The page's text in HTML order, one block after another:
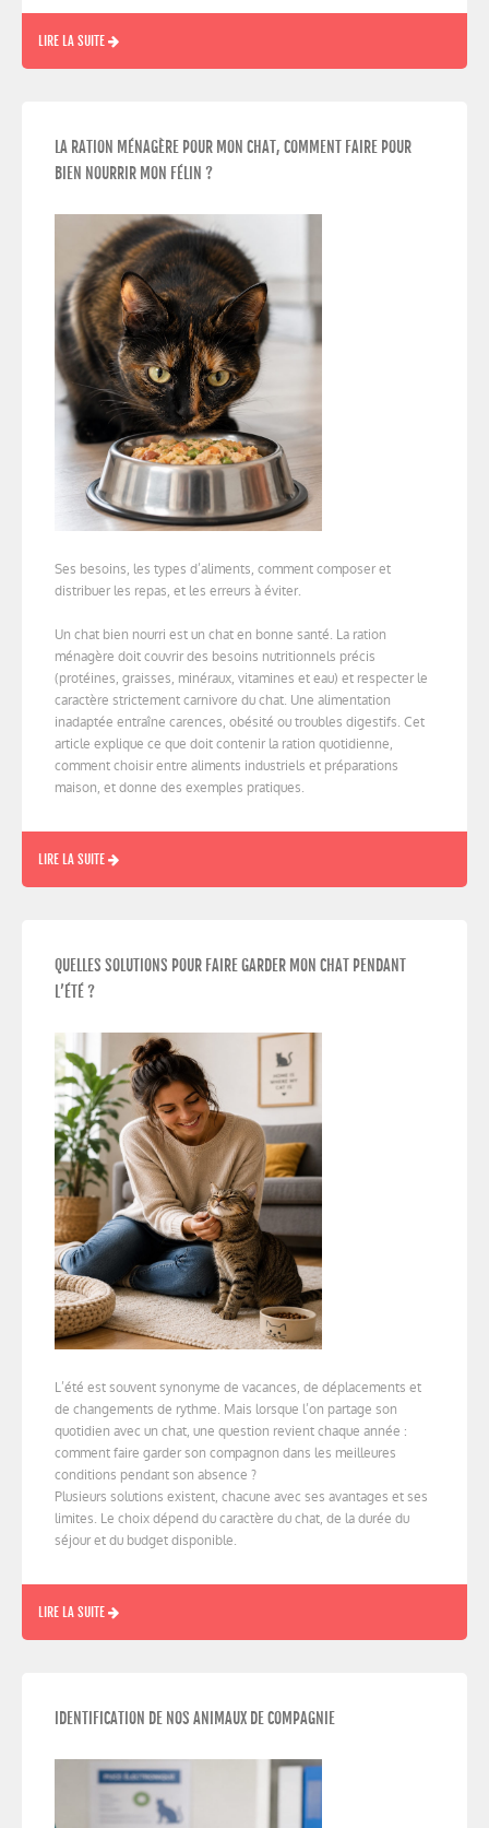
LIRE LA SUITE
LA RATION MÉNAGÈRE POUR MON CHAT, COMMENT FAIRE POUR
BIEN NOURRIR MON FÉLIN ?
Ses besoins, les types d’aliments, comment composer et
distribuer les repas, et les erreurs à éviter.
Un chat bien nourri est un chat en bonne santé. La ration
ménagère doit couvrir des besoins nutritionnels précis
(protéines, graisses, minéraux, vitamines et eau) et respecter le
caractère strictement carnivore du chat. Une alimentation
inadaptée entraîne carences, obésité ou troubles digestifs. Cet
article explique ce que doit contenir la ration quotidienne,
comment choisir entre aliments industriels et préparations
maison, et donne des exemples pratiques.
LIRE LA SUITE
QUELLES SOLUTIONS POUR FAIRE GARDER MON CHAT PENDANT
L’ÉTÉ ?
L’été est souvent synonyme de vacances, de déplacements et
de changements de rythme. Mais lorsque l’on partage son
quotidien avec un chat, une question revient chaque année :
comment faire garder son compagnon dans les meilleures
conditions pendant son absence ?
Plusieurs solutions existent, chacune avec ses avantages et ses
limites. Le choix dépend du caractère du chat, de la durée du
séjour et du budget disponible.
LIRE LA SUITE
IDENTIFICATION DE NOS ANIMAUX DE COMPAGNIE